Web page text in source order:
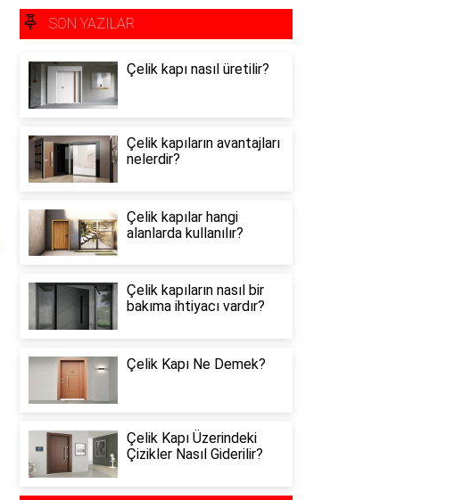
SON YAZILAR
Çelik kapı nasıl üretilir?
Çelik kapıların avantajları
nelerdir?
Çelik kapılar hangi
alanlarda kullanılır?
Çelik kapıların nasıl bir
bakıma ihtiyacı vardır?
Çelik Kapı Ne Demek?
Çelik Kapı Üzerindeki
Çizikler Nasıl Giderilir?